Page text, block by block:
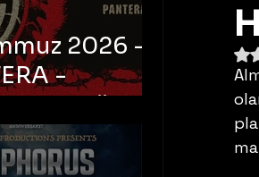
2026 -
-
Ataköy
Arena